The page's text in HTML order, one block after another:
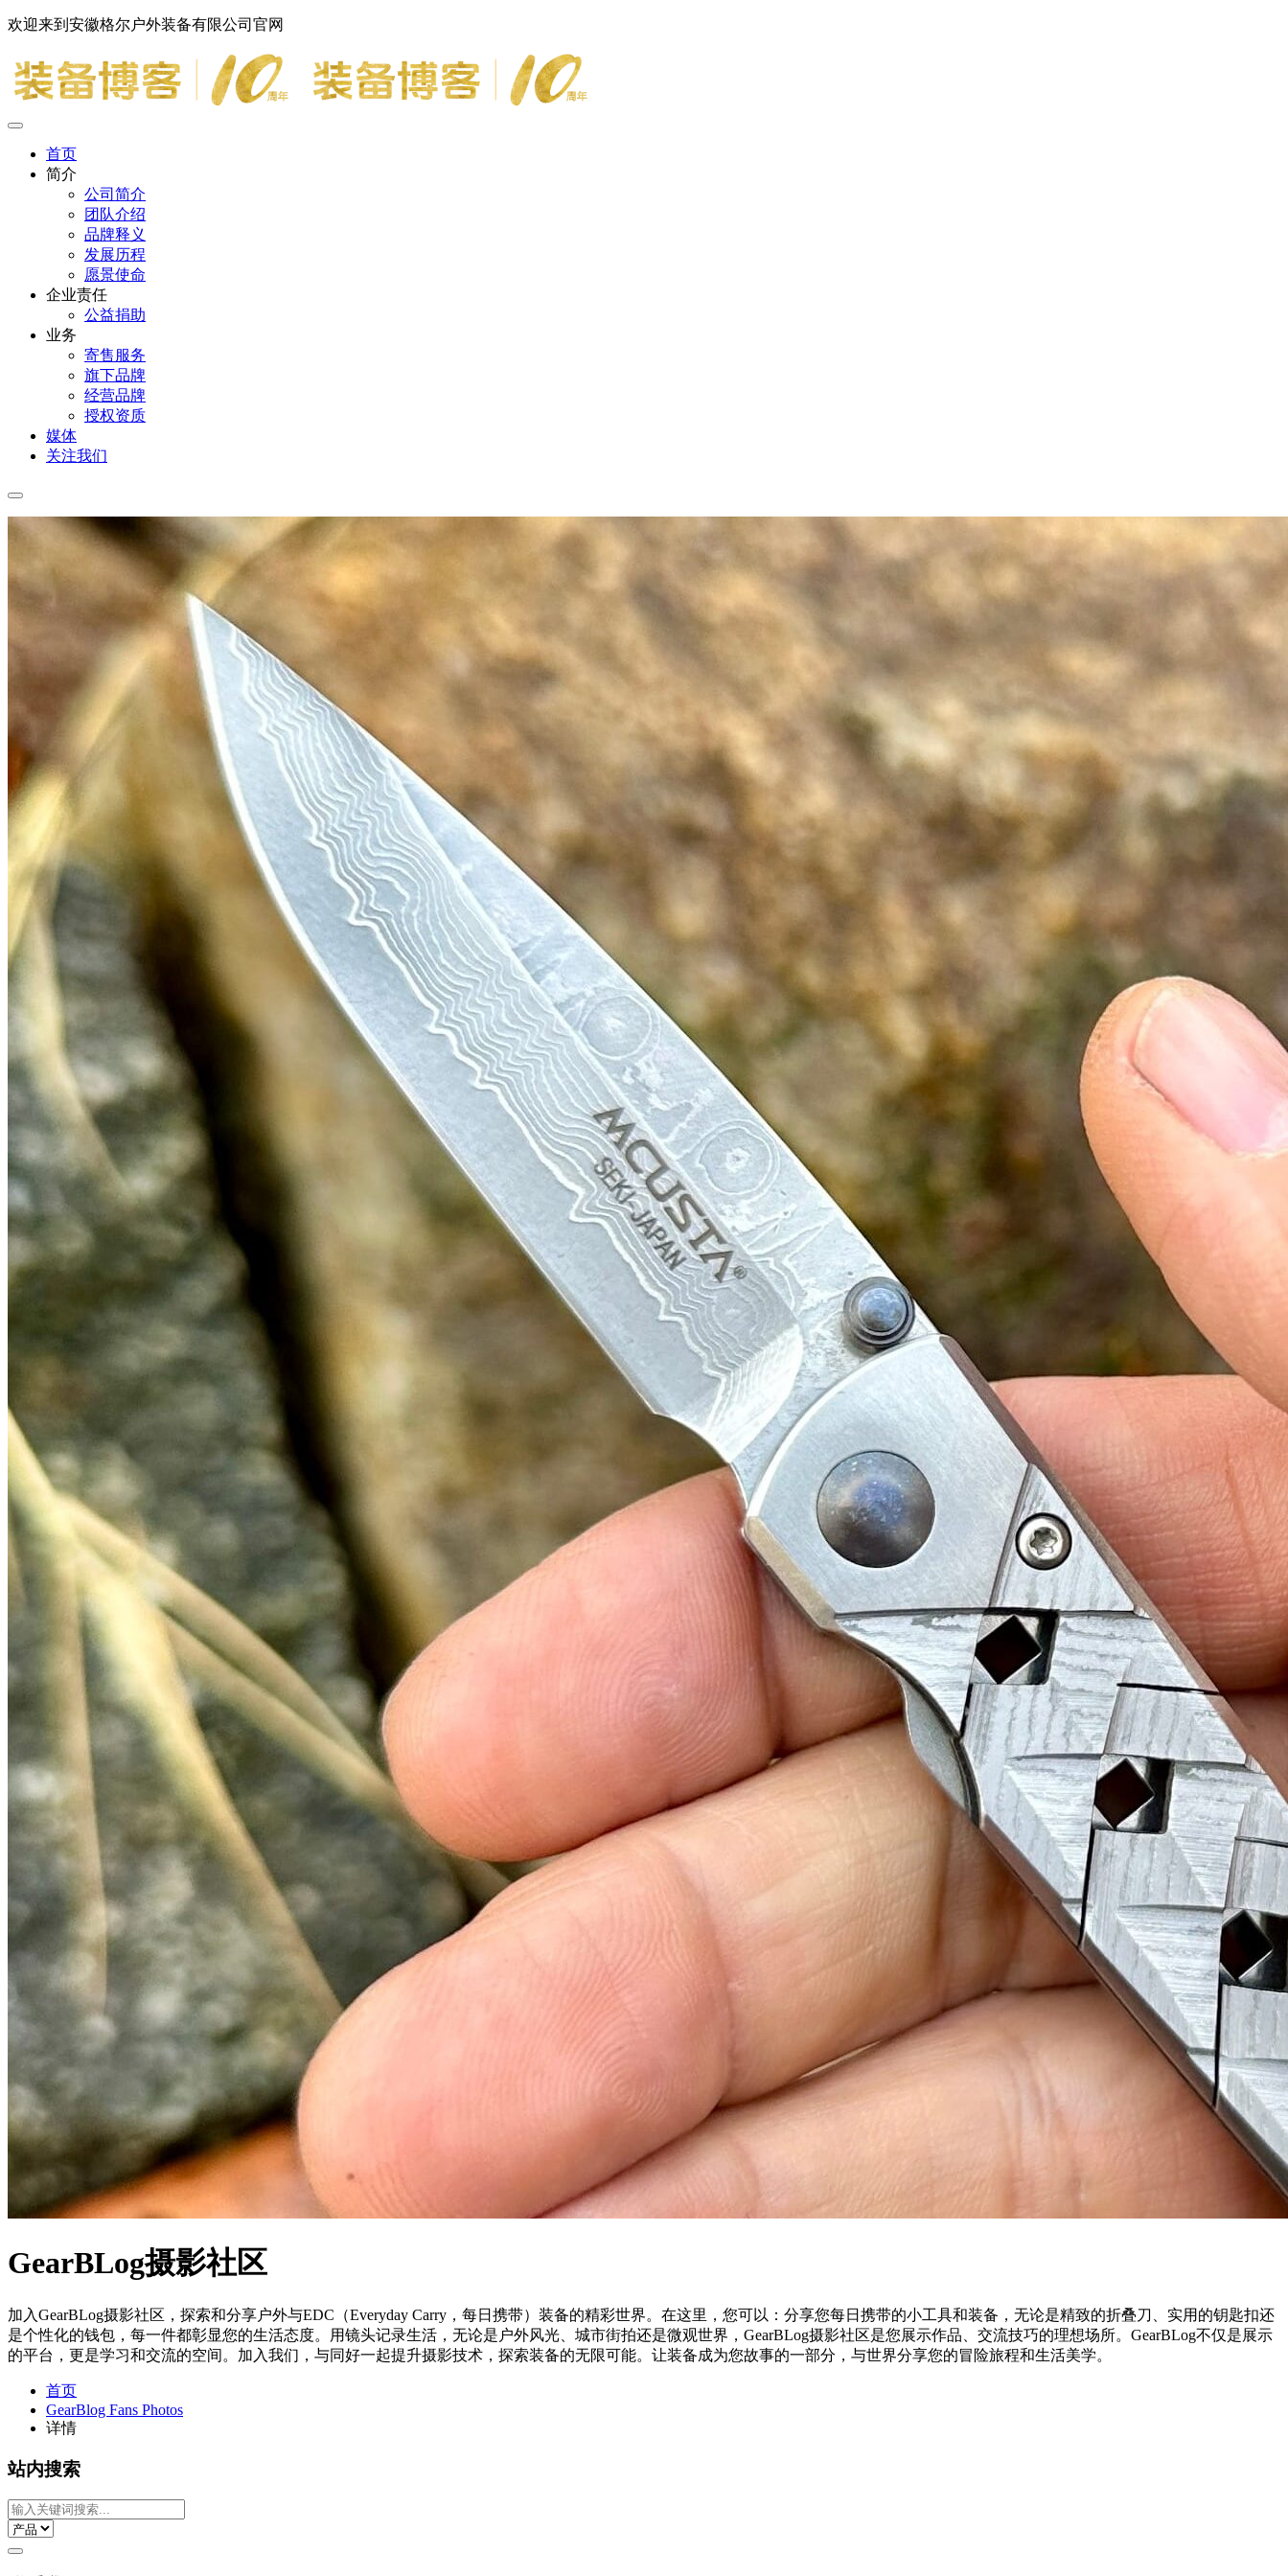
欢迎来到安徽格尔户外装备有限公司官网
首页
简介
公司简介
团队介绍
品牌释义
发展历程
愿景使命
企业责任
公益捐助
业务
寄售服务
旗下品牌
经营品牌
授权资质
媒体
关注我们
GearBLog摄影社区
加入GearBLog摄影社区，探索和分享户外与EDC（Everyday Carry，每日携带）装备的精彩世界。在这里，您可以：分享您每日携带的小工具和装备，无论是精致的折叠刀、实用的钥匙扣还
是个性化的钱包，每一件都彰显您的生活态度。用镜头记录生活，无论是户外风光、城市街拍还是微观世界，GearBLog摄影社区是您展示作品、交流技巧的理想场所。GearBLog不仅是展示
的平台，更是学习和交流的空间。加入我们，与同好一起提升摄影技术，探索装备的无限可能。让装备成为您故事的一部分，与世界分享您的冒险旅程和生活美学。
首页
GearBlog Fans Photos
详情
站内搜索